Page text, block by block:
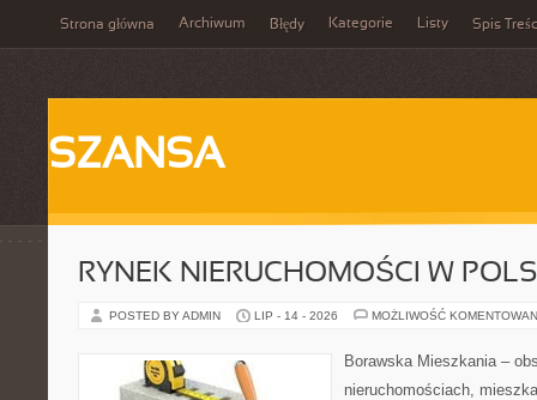
Strona główna Archiwum Błędy Kategorie Listy Spis
SZANSA
RYNEK NIERUCHOMOŚCI W
POSTED BY ADMIN LIP - 14 - 2026 MOŻLIWOŚĆ
Borawska Mieszkania –
nieruchomościach,